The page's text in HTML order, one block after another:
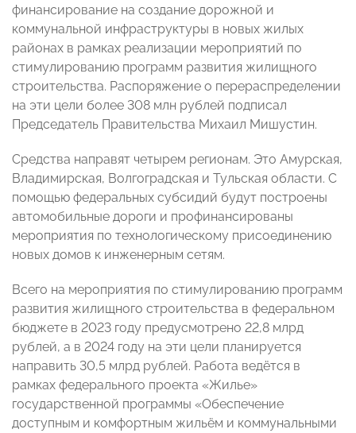
финансирование на создание дорожной и
коммунальной инфраструктуры в новых жилых
районах в рамках реализации мероприятий по
стимулированию программ развития жилищного
строительства. Распоряжение о перераспределении
на эти цели более 308 млн рублей подписал
Председатель Правительства Михаил Мишустин.
Средства направят четырем регионам. Это Амурская,
Владимирская, Волгоградская и Тульская области. С
помощью федеральных субсидий будут построены
автомобильные дороги и профинансированы
мероприятия по технологическому присоединению
новых домов к инженерным сетям.
Всего на мероприятия по стимулированию программ
развития жилищного строительства в федеральном
бюджете в 2023 году предусмотрено 22,8 млрд
рублей, а в 2024 году на эти цели планируется
направить 30,5 млрд рублей. Работа ведётся в
рамках федерального проекта «Жилье»
государственной программы «Обеспечение
доступным и комфортным жильём и коммунальными